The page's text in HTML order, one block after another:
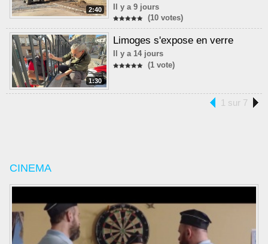
2:40
Il y a 9 jours
(10 votes)
1:30
Limoges s'expose en verre
Il y a 14 jours
(1 vote)
1 sur 7
CINEMA